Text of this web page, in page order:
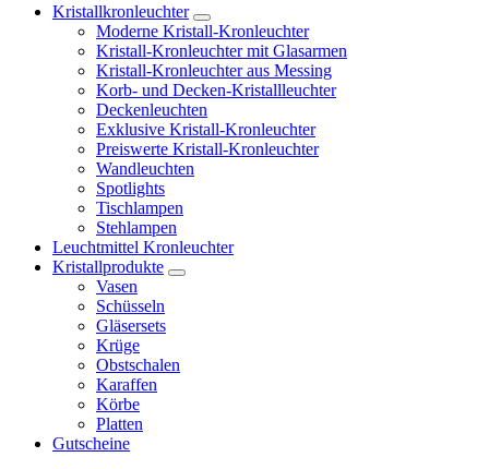
Kristallkronleuchter
Moderne Kristall-Kronleuchter
Kristall-Kronleuchter mit Glasarmen
Kristall-Kronleuchter aus Messing
Korb- und Decken-Kristallleuchter
Deckenleuchten
Exklusive Kristall-Kronleuchter
Preiswerte Kristall-Kronleuchter
Wandleuchten
Spotlights
Tischlampen
Stehlampen
Leuchtmittel Kronleuchter
Kristallprodukte
Vasen
Schüsseln
Gläsersets
Krüge
Obstschalen
Karaffen
Körbe
Platten
Gutscheine